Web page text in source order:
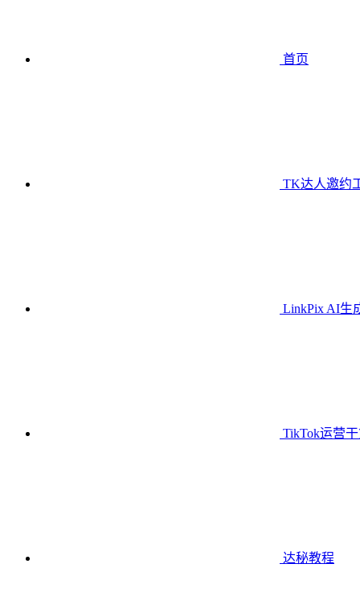
首页
TK达人邀约
LinkPix AI生
TikTok运营
达秘教程